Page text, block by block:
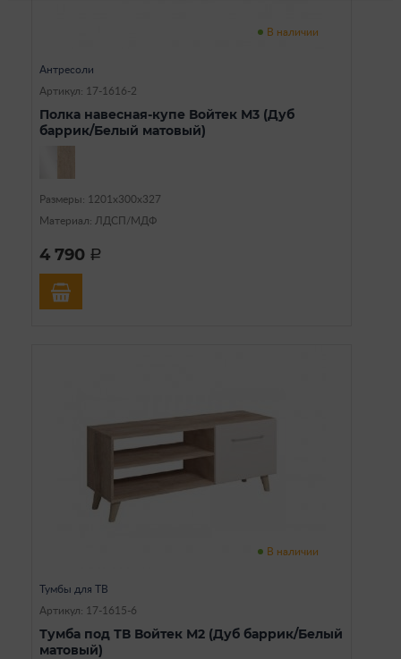
В наличии
Антресоли
Артикул: 17-1616-2
Полка навесная-купе Войтек М3 (Дуб
баррик/Белый матовый)
Размеры: 1201х300х327
Материал: ЛДСП/МДФ
4 790 a
В наличии
Тумбы для ТВ
Артикул: 17-1615-6
Тумба под ТВ Войтек М2 (Дуб баррик/Белый
матовый)